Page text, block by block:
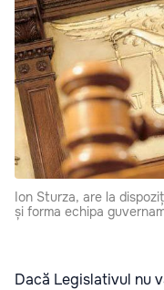
Ion Sturza, are la
și forma echipa
Dacă Legislativul nu